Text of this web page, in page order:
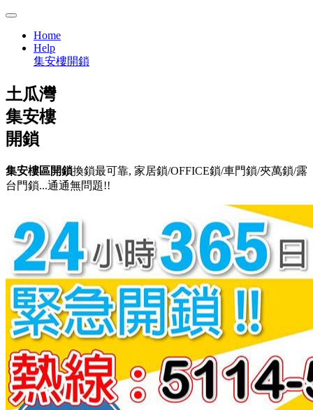
Home
Help
集安樓開鎖
土瓜灣
集安樓
開鎖
集安樓區開鎖換鎖最可靠, 家居鎖/OFFICE鎖/車門鎖/夾萬鎖/露
台門鎖...通通無問題!!